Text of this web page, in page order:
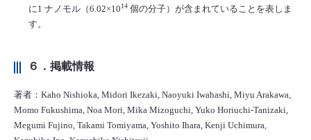
に1 ナノモル（6.02×1014個の分子）が含まれていることを表しま
す。
６．掲載情報
著者：Kaho Nishioka, Midori Ikezaki, Naoyuki Iwahashi, Miyu Arakawa,
Momo Fukushima, Noa Mori, Mika Mizoguchi, Yuko Horiuchi-Tanizaki,
Megumi Fujino, Takami Tomiyama, Yoshito Ihara, Kenji Uchimura,